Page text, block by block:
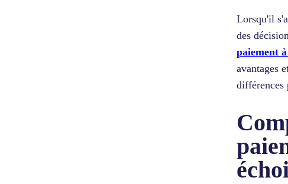
Lorsqu'il
des
paiement
avantages
différences